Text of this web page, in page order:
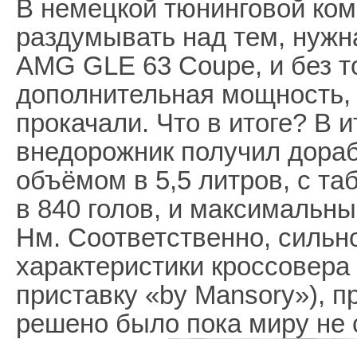
В немецкой тюнинговой
раздумывать над тем,
AMG GLE 63 Coupe, и без
дополнительная мощность,
прокачали. Что в итоге? В
внедорожник получил
объёмом в 5,5 литров, с
в 840 голов, и
Нм. Соответственно,
характеристики
приставку «by Mansory»),
решено было пока миру не